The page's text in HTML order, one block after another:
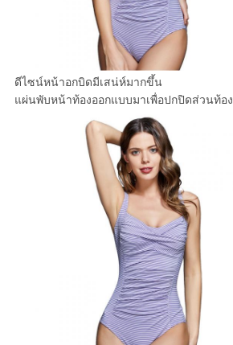
ดีไซน์หน้าอกบิดมีเสน่ห์มากขึ้น
แผ่นพับหน้าท้องออกแบบมาเพื่อปกปิดส่วนท้อง